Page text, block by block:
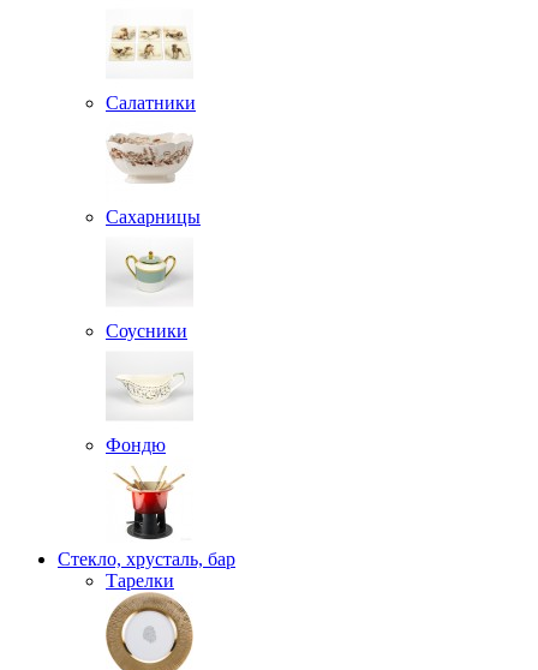
Салатники
Сахарницы
Соусники
Фондю
Стекло, хрусталь, бар
Тарелки